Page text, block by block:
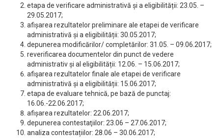
etapa de verificare administrativă și a eligibilității: 23.05. –
29.05.2017;
afișarea rezultatelor preliminare ale etapei de verificare
administrativă și a eligibilității: 30.05.2017;
depunerea modificărilor/ completărilor: 31.05. – 09.06.2017;
reverificarea documentelor din punct de vedere
administrativ și al eligibilității: 12.06. – 15.06.2017;
afişarea rezultatelor finale ale etapei de verificare
administrativă și a eligibilității: 15.06.2017;
etapa de evaluare tehnică, pe bază de punctaj:
16.06.-22.06.2017;
afișarea rezultatelor: 22.06.2017;
depunerea contestaţiilor: 23.06 – 27.06.2017;
analiza contestațiilor: 28.06 – 30.06.2017;